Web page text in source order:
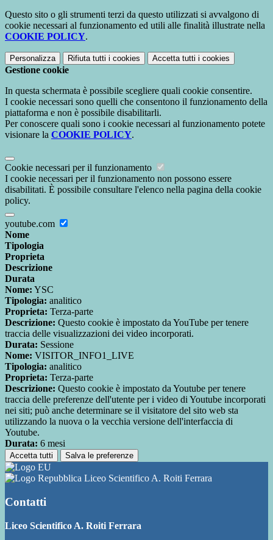
Questo sito o gli strumenti terzi da questo utilizzati si avvalgono di
cookie necessari al funzionamento ed utili alle finalità illustrate nella
COOKIE POLICY.
Personalizza Rifiuta tutti i cookies Accetta tutti i cookies
Gestione cookie
In questa schermata è possibile scegliere quali cookie consentire.
I cookie necessari sono quelli che consentono il funzionamento della
piattaforma e non è possibile disabilitarli.
Per conoscere quali sono i cookie necessari al funzionamento potete
visionare la COOKIE POLICY.
Cookie necessari per il funzionamento
I cookie necessari per il funzionamento non possono essere
disabilitati. È possibile consultare l'elenco nella pagina della cookie
policy.
youtube.com
Nome
Tipologia
Proprieta
Descrizione
Durata
Nome: YSC
Tipologia: analitico
Proprieta: Terza-parte
Descrizione: Questo cookie è impostato da YouTube per tenere
traccia delle visualizzazioni dei video incorporati.
Durata: Sessione
Nome: VISITOR_INFO1_LIVE
Tipologia: analitico
Proprieta: Terza-parte
Descrizione: Questo cookie è impostato da Youtube per tenere
traccia delle preferenze dell'utente per i video di Youtube incorporati
nei siti; può anche determinare se il visitatore del sito web sta
utilizzando la nuova o la vecchia versione dell'interfaccia di
Youtube.
Durata: 6 mesi
Accetta tutti Salva le preferenze
Liceo Scientifico A. Roiti Ferrara
Contatti
Liceo Scientifico A. Roiti Ferrara